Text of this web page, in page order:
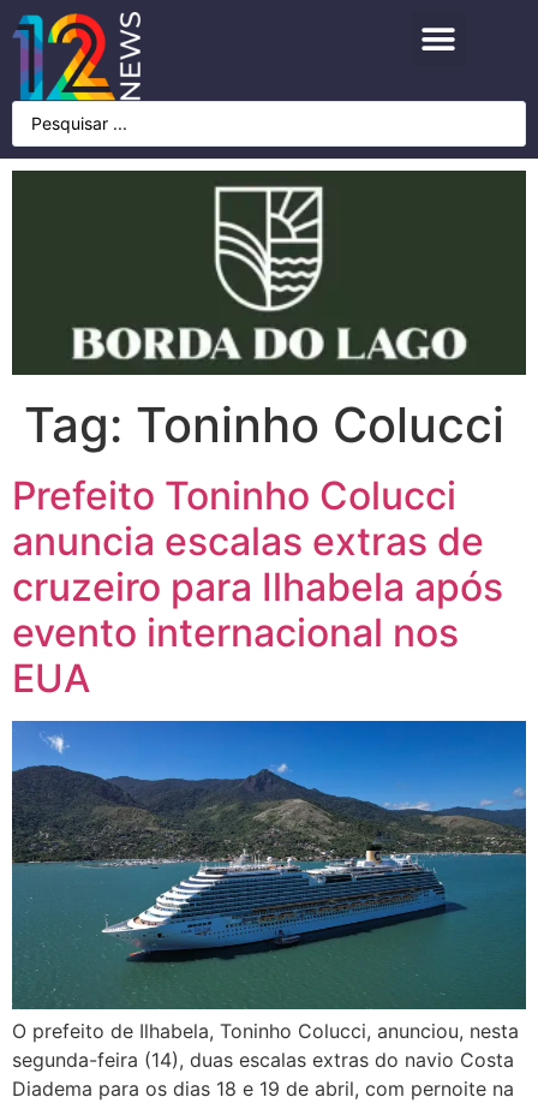
Tag: Toninho Colucci
Prefeito Toninho Colucci
anuncia escalas extras de
cruzeiro para Ilhabela após
evento internacional nos
EUA
O prefeito de Ilhabela, Toninho Colucci, anunciou, nesta
segunda-feira (14), duas escalas extras do navio Costa
Diadema para os dias 18 e 19 de abril, com pernoite na